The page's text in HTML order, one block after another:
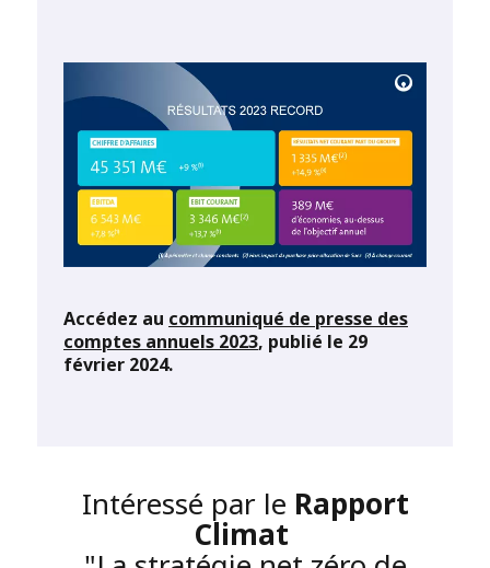
Intéressé par le Rapport
Climat
Accédez au communiqué de presse des
comptes annuels 2023, publié le 29
février 2024.